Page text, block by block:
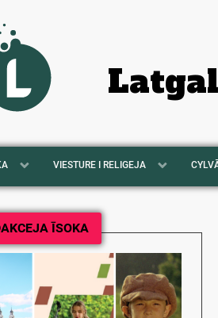
VIESTURE I RELIGEJA
ĪSOKA